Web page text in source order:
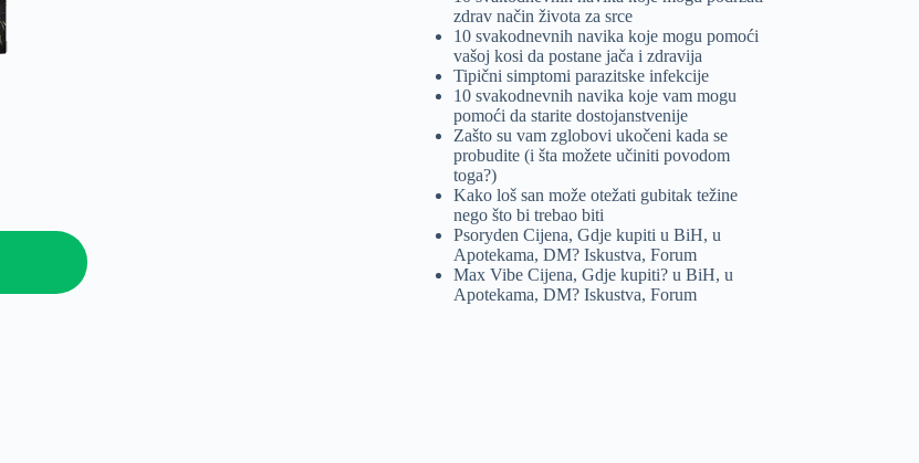
zdrav način života za srce
10 svakodnevnih navika koje mogu pomoći
vašoj kosi da postane jača i zdravija
Tipični simptomi parazitske infekcije
10 svakodnevnih navika koje vam mogu
pomoći da starite dostojanstvenije
Zašto su vam zglobovi ukočeni kada se
probudite (i šta možete učiniti povodom
toga?)
Kako loš san može otežati gubitak težine
nego što bi trebao biti
Psoryden Cijena, Gdje kupiti u BiH, u
Apotekama, DM? Iskustva, Forum
Max Vibe Cijena, Gdje kupiti? u BiH, u
Apotekama, DM? Iskustva, Forum